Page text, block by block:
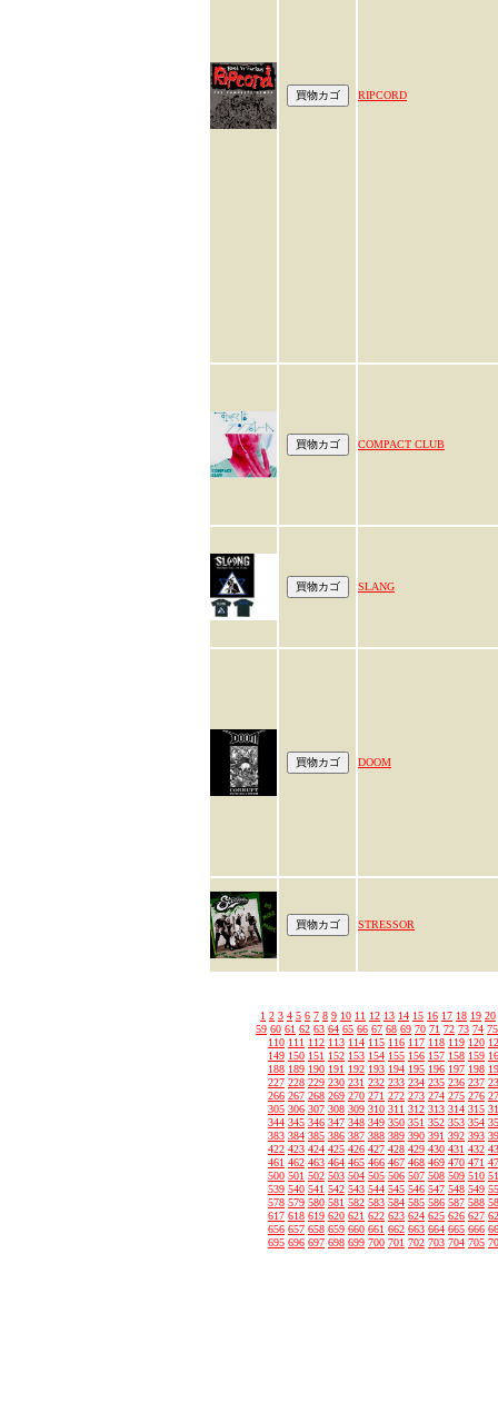
RIPCORD
COMPACT CLUB
SLANG
DOOM
STRESSOR
1 2 3 4 5 6 7 8 9 10 11 12 13 14 15 16 17 18 19 20
59 60 61 62 63 64 65 66 67 68 69 70 71 72 73 74 75
110 111 112 113 114 115 116 117 118 119 120
149 150 151 152 153 154 155 156 157 158 159
188 189 190 191 192 193 194 195 196 197 198
227 228 229 230 231 232 233 234 235 236 237
266 267 268 269 270 271 272 273 274 275 276
305 306 307 308 309 310 311 312 313 314 315
344 345 346 347 348 349 350 351 352 353 354
383 384 385 386 387 388 389 390 391 392 393
422 423 424 425 426 427 428 429 430 431 432
461 462 463 464 465 466 467 468 469 470 471
500 501 502 503 504 505 506 507 508 509 510
539 540 541 542 543 544 545 546 547 548 549
578 579 580 581 582 583 584 585 586 587 588
617 618 619 620 621 622 623 624 625 626 627
656 657 658 659 660 661 662 663 664 665 666
695 696 697 698 699 700 701 702 703 704 705